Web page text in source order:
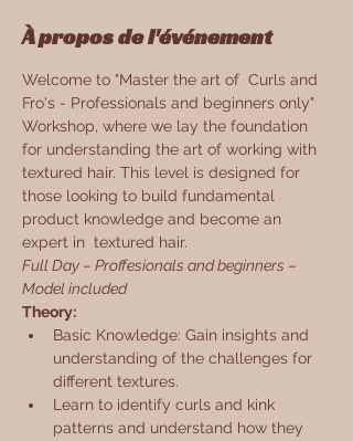
À propos de l'événement
Welcome to "Master the art of  Curls and
Fro's - Professionals and beginners only"
Workshop, where we lay the foundation
for understanding the art of working with
textured hair. This level is designed for
those looking to build fundamental
product knowledge and become an
expert in  textured hair.
Full Day – Proffesionals and beginners –
Model included
Theory:
Basic Knowledge: Gain insights and
understanding of the challenges for
different textures.
Learn to identify curls and kink
patterns and understand how they